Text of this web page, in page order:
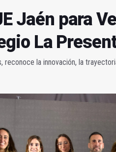
Jaén para
La
reconoce la innovación, la